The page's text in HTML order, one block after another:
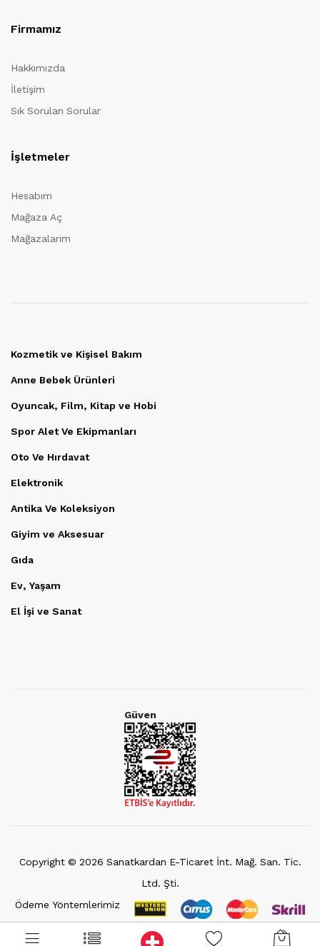
Firmamız
Hakkımızda
İletişim
Sık Sorulan Sorular
İşletmeler
Hesabım
Mağaza Aç
Mağazalarım
Kozmetik ve Kişisel Bakım
Anne Bebek Ürünleri
Oyuncak, Film, Kitap ve Hobi
Spor Alet Ve Ekipmanları
Oto Ve Hırdavat
Elektronik
Antika Ve Koleksiyon
Giyim ve Aksesuar
Gıda
Ev, Yaşam
El İşi ve Sanat
Güven
Copyright © 2026 Sanatkardan E-Ticaret İnt. Mağ. San. Tic.
Ltd. Şti.
Ödeme Yöntemlerimiz